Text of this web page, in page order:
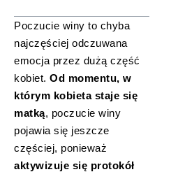
Poczucie winy to chyba
najczęściej odczuwana
emocja przez dużą część
kobiet. Od momentu, w
którym kobieta staje się
matką, poczucie winy
pojawia się jeszcze
częściej, ponieważ
aktywizuje się protokół